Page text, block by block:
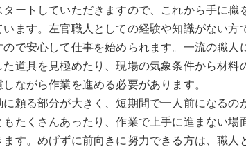
ートしていただきますので、これから手に職
ます。左官職人としての経験や知識がない方
で安心して仕事を始められます。一流の職人
道具を見極めたり、現場の気象条件から材料
ながら作業を進める必要があります。
頼る部分が大きく、短期間で一人前になるの
たくさんあったり、作業で上手に進まない場
す。めげずに前向きに努力できる方は、職人